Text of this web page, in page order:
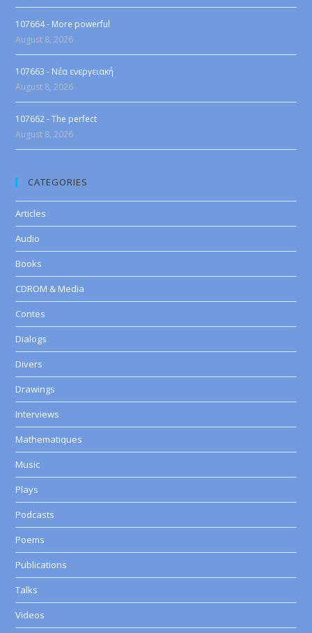
107664 - More powerful
August 8, 2026
107663 - Νέα ενεργειακή
August 8, 2026
107662 - The perfect
August 8, 2026
CATEGORIES
Articles
Audio
Books
CDROM & Media
Contes
Dialogs
Divers
Drawings
Interviews
Mathematiques
Music
Plays
Podcasts
Poems
Publications
Talks
Videos